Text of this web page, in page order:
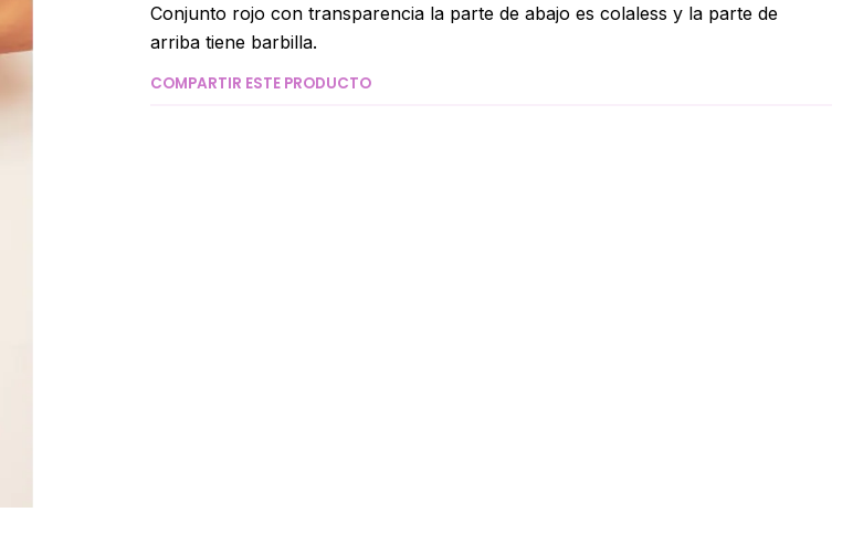
Conjunto rojo con transparencia la parte de abajo es colaless y la parte de
arriba tiene barbilla.
COMPARTIR ESTE PRODUCTO